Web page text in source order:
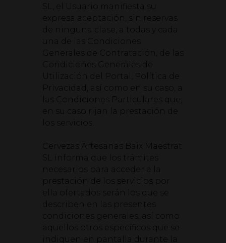
SL, el Usuario manifiesta su
expresa aceptación, sin reservas
de ninguna clase, a todas y cada
una de las Condiciones
Generales de Contratación, de las
Condiciones Generales de
Utilización del Portal, Política de
Privacidad, así como en su caso, a
las Condiciones Particulares que,
en su caso rijan la prestación de
los servicios.
Cervezas Artesanas Baix Maestrat
SL informa que los trámites
necesarios para acceder a la
prestación de los servicios por
ella ofertados serán los que se
describen en las presentes
condiciones generales, así como
aquellos otros específicos que se
indiquen en pantalla durante la